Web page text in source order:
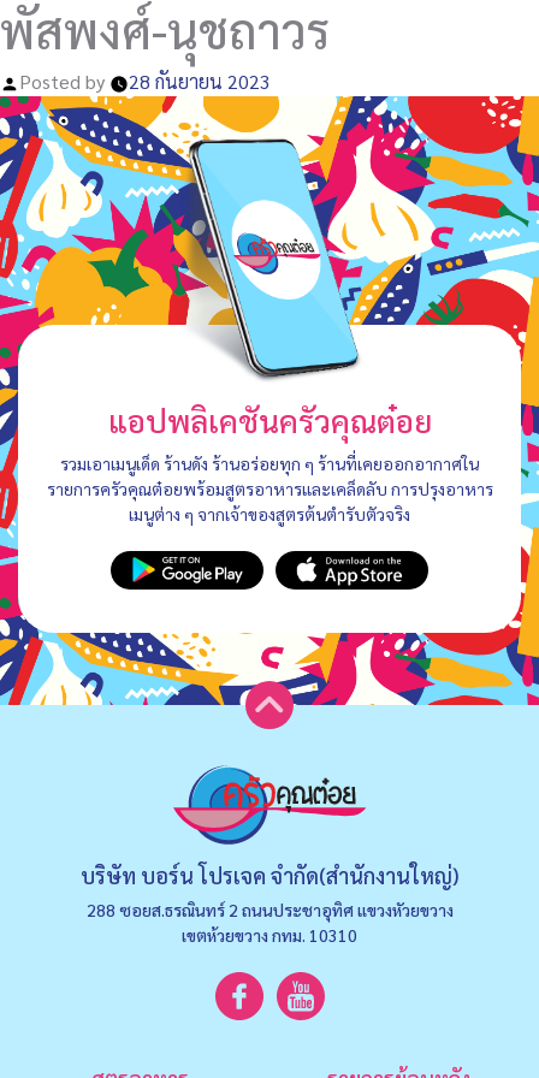
พัสพงศ์-นุชถาวร
Posted by 28 กันยายน 2023
แอปพลิเคชันครัวคุณต๋อย
รวมเอาเมนูเด็ด ร้านดัง ร้านอร่อยทุก ๆ ร้านที่เคยออกอากาศใน
รายการครัวคุณต๋อยพร้อมสูตรอาหารและเคล็ดลับ การปรุงอาหาร
เมนูต่าง ๆ จากเจ้าของสูตรต้นตำรับตัวจริง
บริษัท บอร์น โปรเจค จำกัด(สำนักงานใหญ่)
288 ซอยส.ธรณินทร์ 2 ถนนประชาอุทิศ แขวงหัวยขวาง
เขตห้วยขวาง กทม. 10310